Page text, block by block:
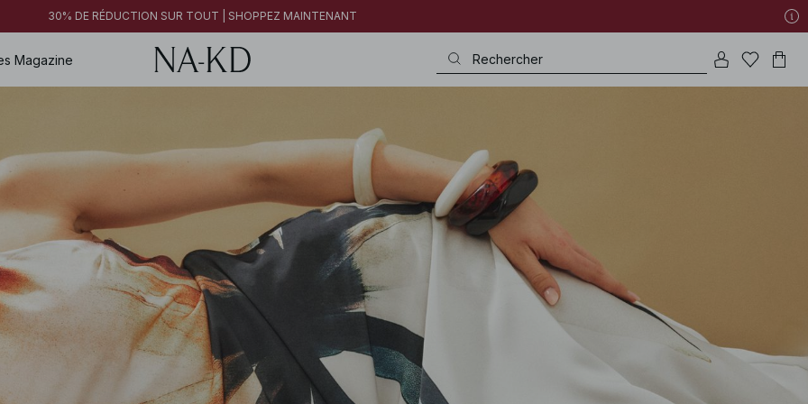
30% DE RÉDUCTION SUR TOUT | SHOPPEZ MAINTENANT
Magazine